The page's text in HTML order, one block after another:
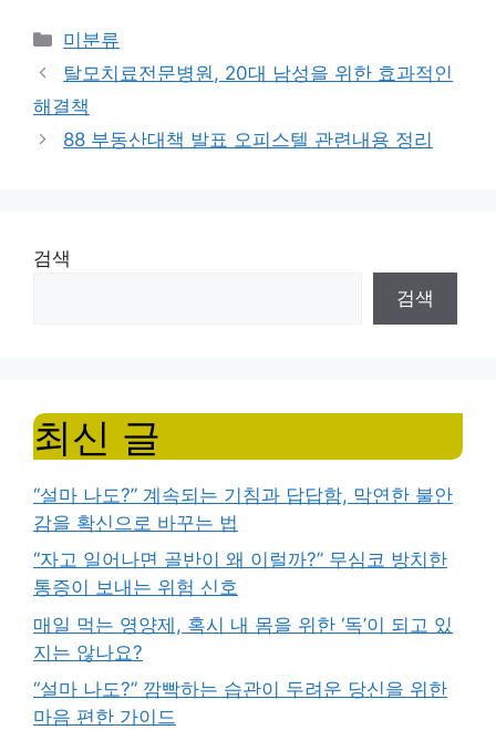
Categories
미분류
탈모치료전문병원, 20대 남성을 위한 효과적인
해결책
88 부동산대책 발표 오피스텔 관련내용 정리
검색
검색
최신 글
“설마 나도?” 계속되는 기침과 답답함, 막연한 불안
감을 확신으로 바꾸는 법
“자고 일어나면 골반이 왜 이럴까?” 무심코 방치한
통증이 보내는 위험 신호
매일 먹는 영양제, 혹시 내 몸을 위한 ‘독’이 되고 있
지는 않나요?
“설마 나도?” 깜빡하는 습관이 두려운 당신을 위한
마음 편한 가이드